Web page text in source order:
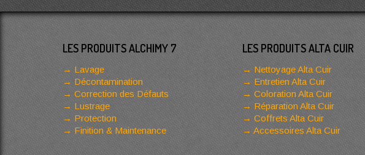
LES PRODUITS ALCHIMY 7
Lavage
Décontamination
Correction des Défauts
Lustrage
Protection
Finition & Maintenance
LES PRODUITS ALTA CUIR
Nettoyage Alta Cuir
Entretien Alta Cuir
Coloration Alta Cuir
Réparation Alta Cuir
Coffrets Alta Cuir
Accessoires Alta Cuir